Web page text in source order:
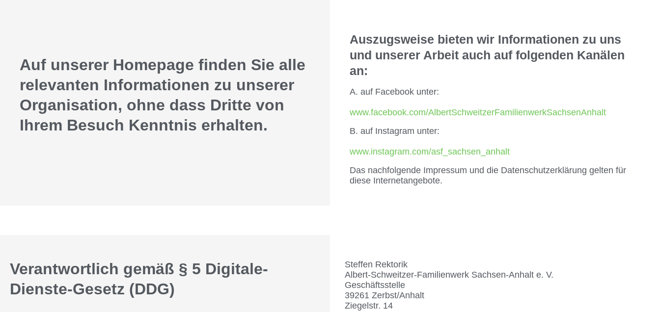
Auf unserer Homepage finden Sie alle
relevanten Informationen zu unserer
Organisation, ohne dass Dritte von
Ihrem Besuch Kenntnis erhalten.
Auszugsweise bieten wir Informationen zu uns
und unserer Arbeit auch auf folgenden Kanälen
an:
A. auf Facebook unter:
www.facebook.com/AlbertSchweitzerFamilienwerkSachsenAnhalt
B. auf Instagram unter:
www.instagram.com/asf_sachsen_anhalt
Das nachfolgende Impressum und die Datenschutzerklärung gelten für
diese Internetangebote.
Verantwortlich gemäß § 5 Digitale-
Dienste-Gesetz (DDG)
Steffen Rektorik
Albert-Schweitzer-Familienwerk Sachsen-Anhalt e. V.
Geschäftsstelle
39261 Zerbst/Anhalt
Ziegelstr. 14